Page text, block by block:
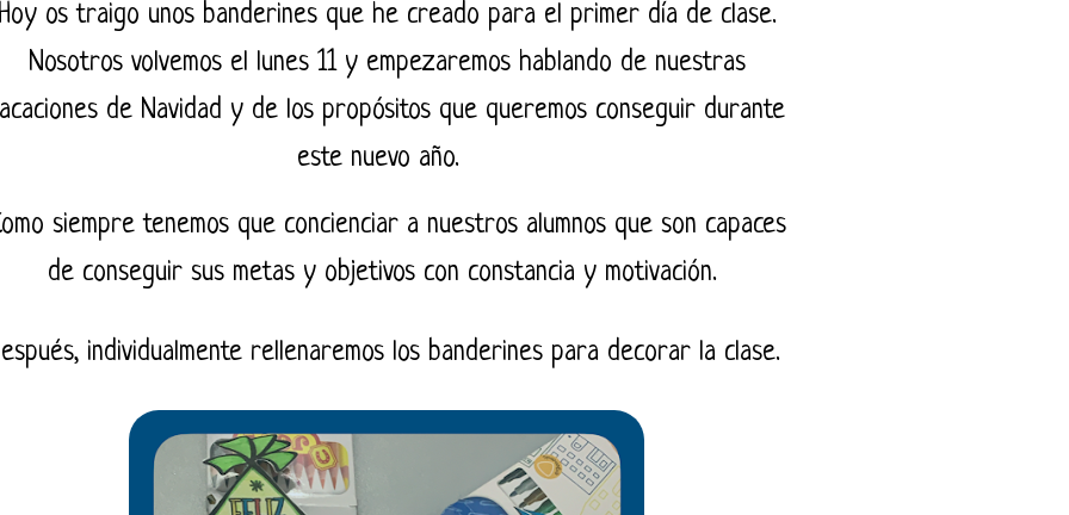
os traigo unos banderines que he creado para el primer día de clase.
Nosotros volvemos el lunes 11 y empezaremos hablando de nuestras
de Navidad y de los propósitos que queremos conseguir durante
este nuevo año.
siempre tenemos que concienciar a nuestros alumnos que son capaces
de conseguir sus metas y objetivos con constancia y motivación.
individualmente rellenaremos los banderines para decorar la clase.